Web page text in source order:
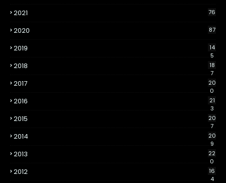
2021 76
2020 87
2019
14
5
2018
18
7
2017
20
0
2016
21
3
2015
20
7
2014
20
9
2013
22
0
2012
16
4